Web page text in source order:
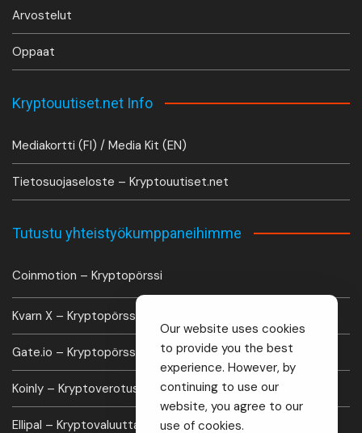
Arvostelut
Oppaat
Kryptouutiset.net Info
Mediakortti (FI) / Media Kit (EN)
Tietosuojaseloste – Kryptouutiset.net
Tutustu yhteistyökumppaneihimme
Coinmotion – Kryptopörssi
Kvarn X – Kryptopörssi
Gate.io – Kryptopörssi
Koinly – Kryptoverotus laskuri
Ellipal – Kryptovaluutta lompakko
Our website uses cookies
to provide you the best
experience. However, by
continuing to use our
website, you agree to our
use of cookies.